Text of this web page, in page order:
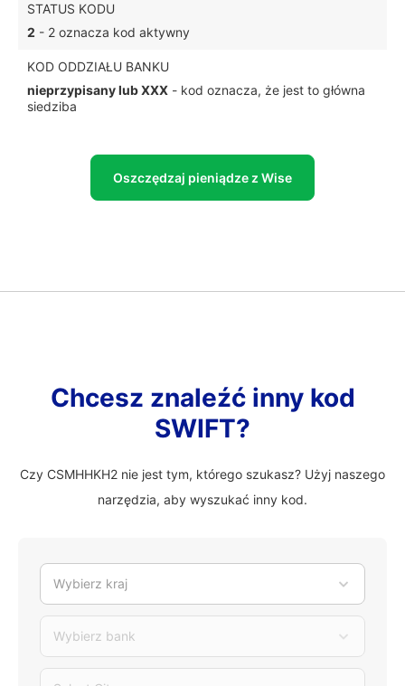
STATUS KODU
2 - 2 oznacza kod aktywny
KOD ODDZIAŁU BANKU
nieprzypisany lub XXX - kod oznacza, że jest to główna
siedziba
Oszczędzaj pieniądze z Wise
Chcesz znaleźć inny kod
SWIFT?
Czy CSMHHKH2 nie jest tym, którego szukasz? Użyj naszego
narzędzia, aby wyszukać inny kod.
Wybierz kraj
Wybierz bank